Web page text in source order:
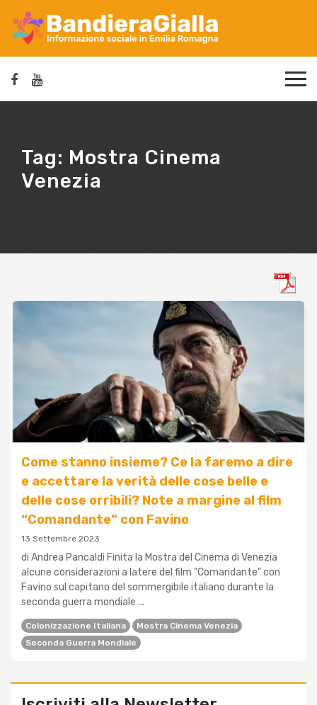
Tag: Mostra Cinema
Venezia
Come stanno insieme? Ce la faremo a dire
e accettare la verità delle cose belle e
delle cose orribili? Note a margine al film
“Comandante” con Favino
13 Settembre 2023
di Andrea Pancaldi Finita la Mostra del Cinema di Venezia
alcune considerazioni a latere del film "Comandante" con
Favino sul capitano del sommergibile italiano durante la
seconda guerra mondiale ...
Colonizzazione Italiana
Mostra Cinema Venezia
Seconda Guerra Mondiale